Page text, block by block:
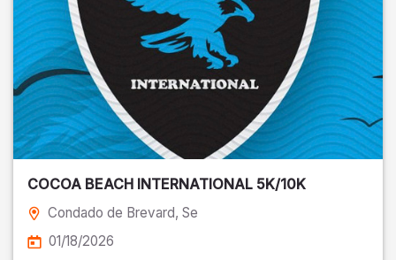
COCOA BEACH INTERNATIONAL 5K/10K
Condado de Brevard, Se
01/18/2026